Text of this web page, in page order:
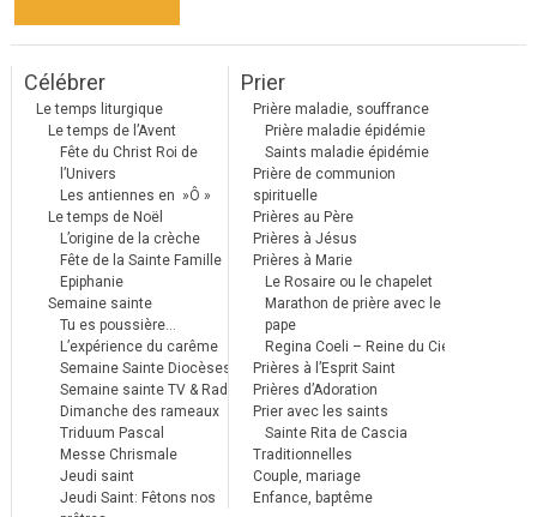
Célébrer
Le temps liturgique
Le temps de l’Avent
Fête du Christ Roi de
l’Univers
Les antiennes en »Ô »
Le temps de Noël
L’origine de la crèche
Fête de la Sainte Famille
Epiphanie
Semaine sainte
Tu es poussière…
L’expérience du carême
Semaine Sainte Diocèses
Semaine sainte TV & Radio
Dimanche des rameaux
Triduum Pascal
Messe Chrismale
Jeudi saint
Jeudi Saint: Fêtons nos
Prier
Prière maladie, souffrance
Prière maladie épidémie
Saints maladie épidémie
Prière de communion
spirituelle
Prières au Père
Prières à Jésus
Prières à Marie
Le Rosaire ou le chapelet
Marathon de prière avec le
pape
Regina Coeli – Reine du Ciel
Prières à l’Esprit Saint
Prières d’Adoration
Prier avec les saints
Sainte Rita de Cascia
Traditionnelles
Couple, mariage
Enfance, baptême